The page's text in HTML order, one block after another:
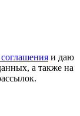
соглашения и даю
а также на